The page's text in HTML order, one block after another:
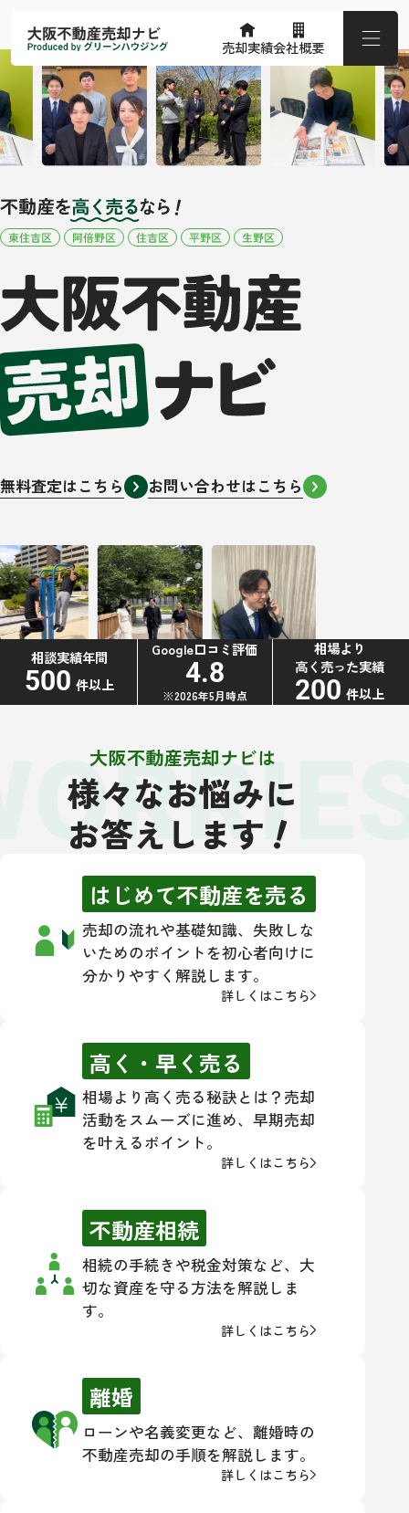
売却実績会社概要
無料査定はこちら お問い合わせはこちら
相談実績年間
500 件以上
Google口コミ評価
4.8
※2026年5月時点
相場より
高く売った実績
200 件以上
大阪不動産売却ナビは
様々なお悩みに
お答えします！
はじめて不動産を売る
売却の流れや基礎知識、失敗しな
いためのポイントを初心者向けに
分かりやすく解説します。
詳しくはこちら
高く・早く売る
相場より高く売る秘訣とは？売却
活動をスムーズに進め、早期売却
を叶えるポイント。
詳しくはこちら
不動産相続
相続の手続きや税金対策など、大
切な資産を守る方法を解説しま
す。
詳しくはこちら
離婚
ローンや名義変更など、離婚時の
不動産売却の手順を解説します。
詳しくはこちら